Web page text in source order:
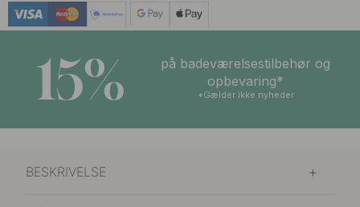
15%
på badeværelsestilbehør og
opbevaring*
*Gælder ikke nyheder
BESKRIVELSE